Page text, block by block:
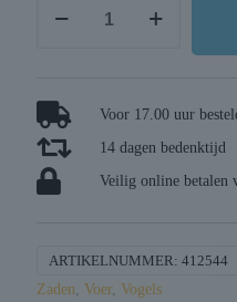
aantal
Voor 17.00 uur
14 dagen bedenktijd
Veilig online betalen
ARTIKELNUMMER: 412544
Zaden Voer, Vogels